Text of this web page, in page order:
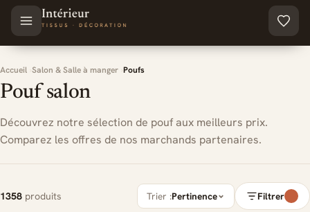
Aller au contenu principal
Accueil Salon & Salle à manger Poufs
Pouf salon
Découvrez notre sélection de pouf aux meilleurs prix.
Comparez les offres de nos marchands partenaires.
1358 produits Trier :Pertinence Filtrer